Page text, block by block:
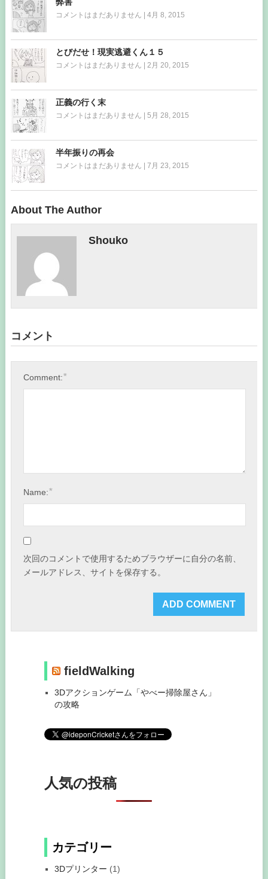
コメントはまだありません 4月 8, 2015
とびだせ！現実逃避くん１５
コメントはまだありません 2月 20, 2015
正義の行く末
コメントはまだありません 5月 28, 2015
半年振りの再会
コメントはまだありません 7月 23, 2015
About The Author
Shouko
コメント
Comment:*
Name:*
次回のコメントで使用するためブラウザーに自分の名前、
メールアドレス、サイトを保存する。
fieldWalking
3Dアクションゲーム「やべー掃除屋さん」
の攻略
人気の投稿
カテゴリー
3Dプリンター (1)